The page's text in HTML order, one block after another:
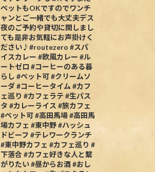
ペットもOKですのでワンチ
ャンとご一緒でも大丈夫デス
夜のご予約や貸切に関しまし
ても是非お気軽にお声掛けく
ださい♪#routezero #スパ
イスカレー #欧風カレー #ル
ートゼロ #コーヒーのある暮
らし #ペット可 #クリームソ
ーダ #コーヒータイム #カフ
ェ巡り #カフェラテ #生パス
タ #カレーライス #旅カフェ
#ペット可 #高田馬場 #高田馬
場カフェ #東中野 #ハッシュ
ドビーフ #テレワークランチ
#東中野カフェ #カフェ巡り #
下落合 #カフェ好きな人と繋
がりたい #昼からお酒 #おし